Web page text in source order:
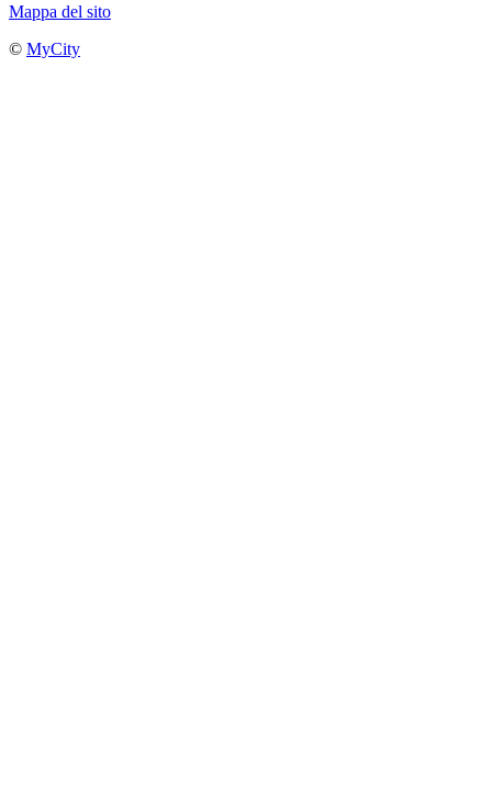
Mappa del sito
© MyCity